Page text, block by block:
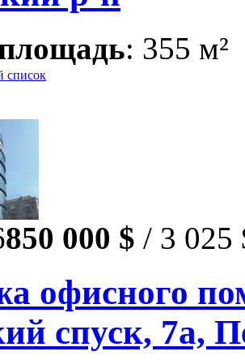
: 355 м²
список
850 000 $ / 3 025
офисного
спуск, 7а,